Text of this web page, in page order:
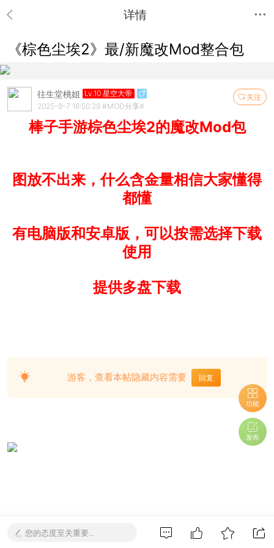
详情
《棕色尘埃2》最/新魔改Mod整合包
关注
往生堂桃姐
Lv.10 星空大帝
2025-9-7 16:50:29 #MOD分享#
棒子手游棕色尘埃2的魔改Mod包
图放不出来，什么含金量相信大家懂得
都懂
有电脑版和安卓版，可以按需选择下载
使用
提供多盘下载
游客，查看本帖隐藏内容需要 回复
您的态度至关重要...
功能
发布